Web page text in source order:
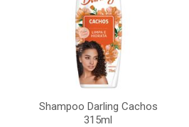
Shampoo Darling Cachos
315ml